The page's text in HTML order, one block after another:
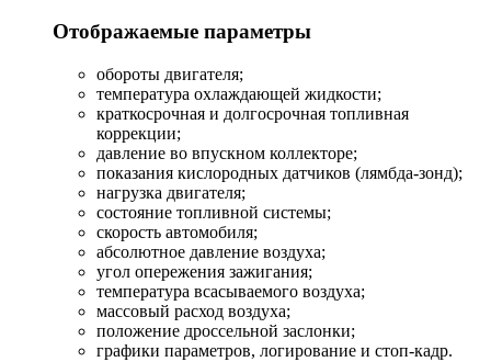
Отображаемые параметры
обороты двигателя;
температура охлаждающей жидкости;
краткосрочная и долгосрочная топливная
коррекции;
давление во впускном коллекторе;
показания кислородных датчиков (лямбда-зонд);
нагрузка двигателя;
состояние топливной системы;
скорость автомобиля;
абсолютное давление воздуха;
угол опережения зажигания;
температура всасываемого воздуха;
массовый расход воздуха;
положение дроссельной заслонки;
графики параметров, логирование и стоп-кадр.